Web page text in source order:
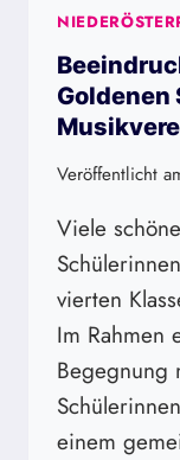
Goldenen
Veröffentlicht
Viele
vierten
Im Rahmen
Begegnung
einem